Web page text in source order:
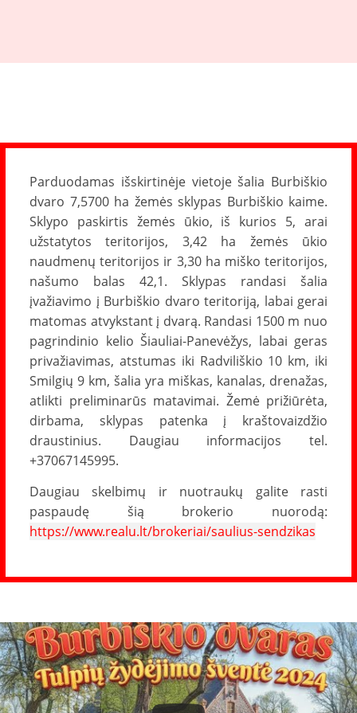
Parduodamas išskirtinėje vietoje šalia Burbiškio
dvaro 7,5700 ha žemės sklypas Burbiškio kaime.
Sklypo paskirtis žemės ūkio, iš kurios 5, arai
užstatytos teritorijos, 3,42 ha žemės ūkio
naudmenų teritorijos ir 3,30 ha miško teritorijos,
našumo balas 42,1. Sklypas randasi šalia
įvažiavimo į Burbiškio dvaro teritoriją, labai gerai
matomas atvykstant į dvarą. Randasi 1500 m nuo
pagrindinio kelio Šiauliai-Panevėžys, labai geras
privažiavimas, atstumas iki Radviliškio 10 km, iki
Smilgių 9 km, šalia yra miškas, kanalas, drenažas,
atlikti preliminarūs matavimai. Žemė prižiūrėta,
dirbama, sklypas patenka į kraštovaizdžio
draustinius. Daugiau informacijos tel.
+37067145995.
Daugiau skelbimų ir nuotraukų galite rasti
paspaudę šią brokerio nuorodą:
https://www.realu.lt/brokeriai/saulius-sendzikas